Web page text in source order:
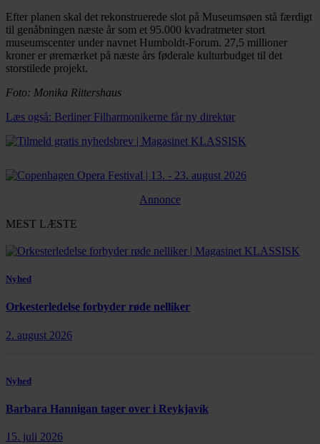
Efter planen skal det rekonstruerede slot på Museumsøen stå færdigt
til genåbningen næste år som et 95.000 kvadratmeter stort
museumscenter under navnet Humboldt-Forum. 27,5 millioner
kroner er øremærket på næste års føderale kulturbudget til det
storstilede projekt.
Foto: Monika Rittershaus
Læs også: Berliner Filharmonikerne får ny direktør
Annonce
MEST LÆSTE
Nyhed
Orkesterledelse forbyder røde nelliker
2. august 2026
Nyhed
Barbara Hannigan tager over i Reykjavík
15. juli 2026